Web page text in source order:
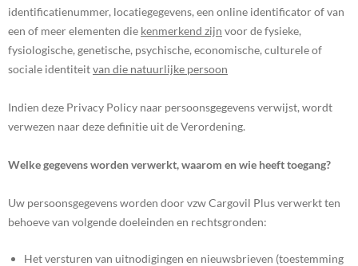
identificatienummer, locatiegegevens, een online identificator of van
een of meer elementen die kenmerkend zijn voor de fysieke,
fysiologische, genetische, psychische, economische, culturele of
sociale identiteitvan die natuurlijke persoon
Indien deze Privacy Policy naar persoonsgegevens verwijst, wordt
verwezen naar deze definitie uit de Verordening.
Welke gegevens worden verwerkt, waarom en wie heeft toegang?
Uw persoonsgegevens worden door vzw Cargovil Plus verwerkt ten
behoeve van volgende doeleinden en rechtsgronden:
Het versturen van uitnodigingen en nieuwsbrieven (toestemming